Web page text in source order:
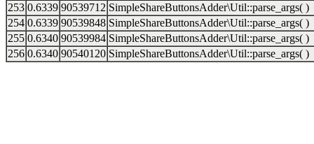
253 0.6339 90539712 SimpleShareButtonsAdder\Util::parse_args( )
254 0.6339 90539848 SimpleShareButtonsAdder\Util::parse_args( )
255 0.6340 90539984 SimpleShareButtonsAdder\Util::parse_args( )
256 0.6340 90540120 SimpleShareButtonsAdder\Util::parse_args( )